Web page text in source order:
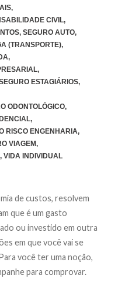
,
CIVIL,
, SEGURO AUTO,
(TRANSPORTE),
,
,
ESTAGIÁRIOS,
ODONTOLÓGICO,
,
RISCO ENGENHARIA,
VIAGEM,
, VIDA INDIVIDUAL
de custos, resolvem
que é um gasto
ou investido em outra
em que você vai se
você ter uma noção,
para comprovar.